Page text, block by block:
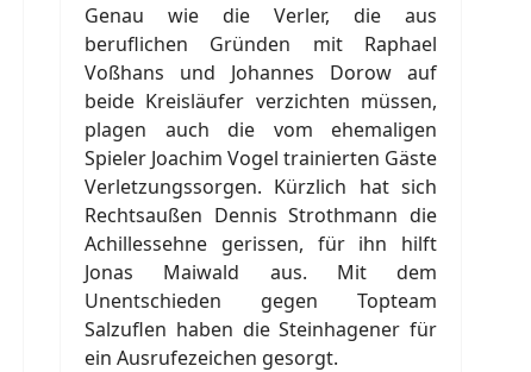
Genau wie die Verler, die aus
beruflichen Gründen mit Raphael
Voßhans und Johannes Dorow auf
beide Kreisläufer verzichten müssen,
plagen auch die vom ehemaligen
Spieler Joachim Vogel trainierten Gäste
Verletzungssorgen. Kürzlich hat sich
Rechtsaußen Dennis Strothmann die
Achillessehne gerissen, für ihn hilft
Jonas Maiwald aus. Mit dem
Unentschieden gegen Topteam
Salzuflen haben die Steinhagener für
ein Ausrufezeichen gesorgt.